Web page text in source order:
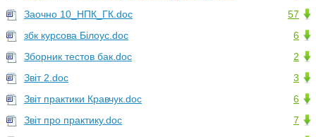
57
Заочно 10_НПК_ГК.doc
6
збк курсова Білоус.doc
2
Зборник тестов бак.doc
3
Звіт 2.doc
6
Звіт практики Кравчук.doc
7
Звіт про практику.doc